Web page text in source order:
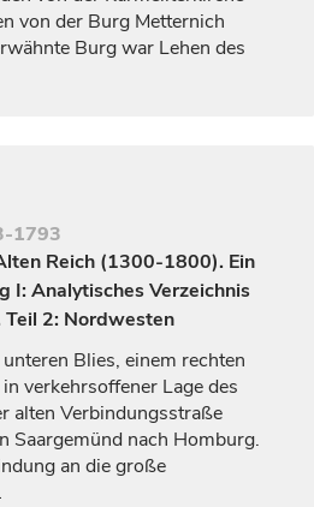
von der Burg Metternich
Burg war Lehen des
1793
Reich (1300-1800). Ein
I: Analytisches Verzeichnis
2: Nordwesten
Blies, einem rechten
verkehrsoffener Lage des
alten Verbindungsstraße
Saargemünd nach Homburg.
an die große